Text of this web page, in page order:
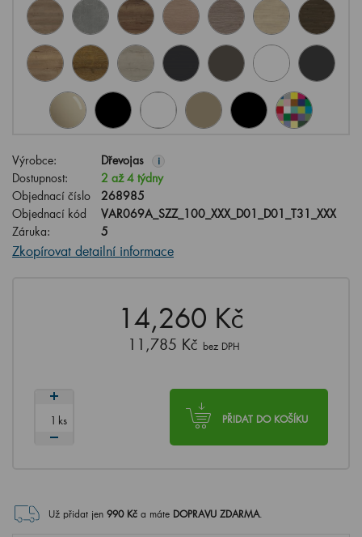
Výrobce: Dřevojas i
Dostupnost:
2 až 4 týdny
Objednací číslo
268985
Objednací kód
VAR069A_SZZ_100_XXX_D01_D01_T31_XXX
Záruka:
5
Zkopírovat detailní informace
14,260 Kč
11,785 Kč bez DPH
PŘIDAT DO KOŠÍKU
ks
Už přidat jen 990Kč a máte DOPRAVU ZDARMA.